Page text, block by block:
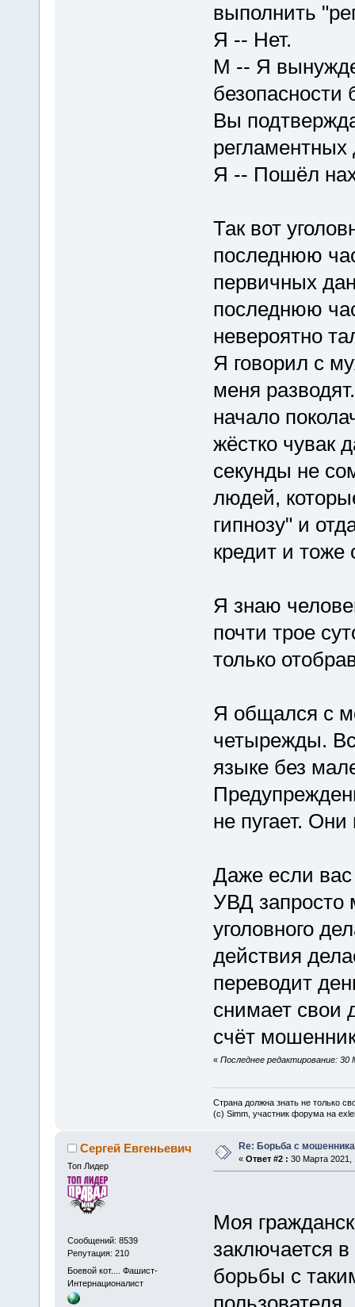
выполнить
Я -- Нет.
М -- Я
безопасности
Вы
регламентных
Я -- Пошёл
Так вот
последнюю
первичных
последнюю
невероятно
Я говорил с
меня
начало
жёстко чувак
секунды не
людей,
гипнозу" и
кредит и тоже
Я знаю
почти трое
только
Я общался с
четырежды.
языке без
не пугает.
Даже если
УВД запросто
уголовного
действия
переводит
снимает свои
счёт
« Последнее редактирование:
Страна должна знать не только
(c) Simm, участник форума на
Сергей Евгеньевич
Топ Лидер
Сообщений: 8539
Репутация: 210
Боевой кот.... Фашист-
Интернационалист
Re: Борьба с
« Ответ #2 : 30 Марта 2021,
Моя
заключается
борьбы с